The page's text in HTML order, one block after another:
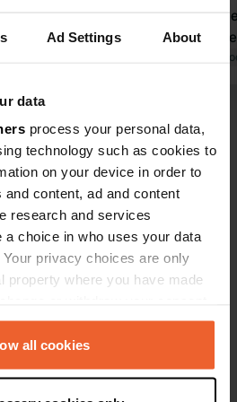
Ad Settings About
data
process your personal data,
technology such as cookies to
on your device in order to
content, ad and content
research and services
a choice in who uses your data
privacy choices are only
property where you have made
Declaration or by clicking on
all cookies
devi
nascosta.
detratta.
Tradotto da
le 27 recensioni
Sei stato qui?
Copia